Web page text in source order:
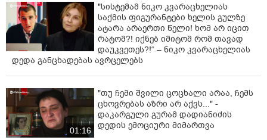
"სისტემამ ნიკო კვარაცხელიას
საქმის ფიგურანტები ხელის გულზე
ატარა არაერთი წელი! ხომ არ იცით
რატომ?! იქნებ იმიტომ რომ თავად
დაუკვეთეს?!“ – ნიკო კვარაცხელიას
დედა განცხადებას ავრცელებს
01:16
"თუ ჩემი შვილი ცოცხალი არაა, ჩემს
ცხოვრებას აზრი არ აქვს..." -
დაკარგული გურამ დადიანიძის
დედის ემოციური მიმართვა